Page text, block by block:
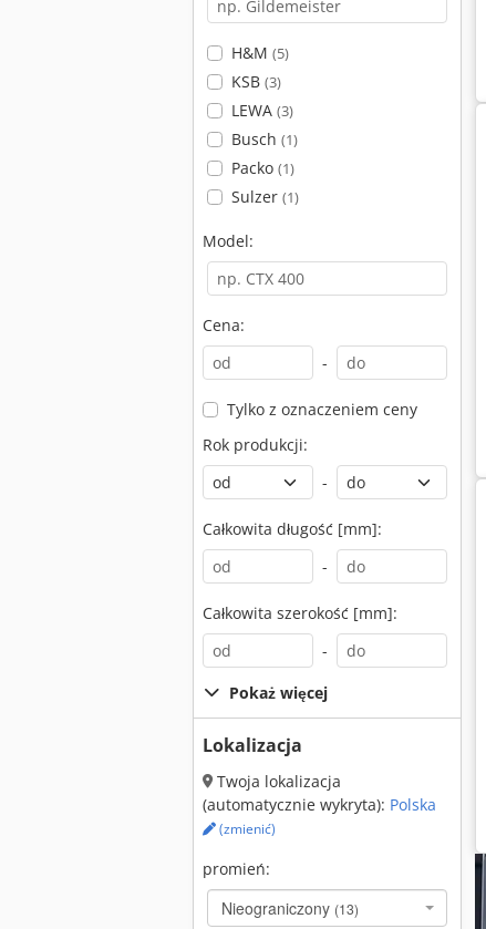
H&M (5)
KSB (3)
LEWA (3)
Busch (1)
Packo (1)
Sulzer (1)
Model:
Cena:
-
Tylko z oznaczeniem ceny
Rok produkcji:
-
Całkowita długość [mm]:
-
Całkowita szerokość [mm]:
-
Pokaż więcej
Lokalizacja
Twoja lokalizacja
(automatycznie wykryta): Polska
(zmienić)
promień:
Nieograniczony (13)